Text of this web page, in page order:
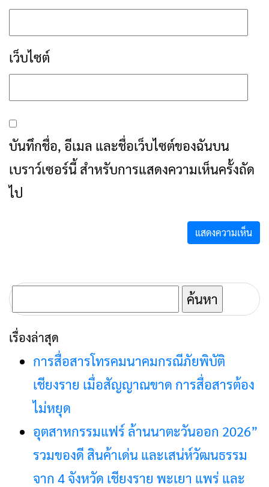
เว็บไซต์
บันทึกชื่อ, อีเมล และชื่อเว็บไซต์ของฉันบน
เบราว์เซอร์นี้ สำหรับการแสดงความเห็นครั้งถัด
ไป
ค้นหา
สำหรับ:
เรื่องล่าสุด
การสื่อสารโทรคมนาคมกรณีภัยพิบัติ
เชียงราย เมื่อสัญญาณขาด การสื่อสารต้อง
ไม่หยุด
อุตสาหกรรมแฟร์ ล้านนาตะวันออก 2026”
รวมของดี สินค้าเด่น และเสน่ห์วัฒนธรรม
จาก 4 จังหวัด เชียงราย พะเยา แพร่ และ